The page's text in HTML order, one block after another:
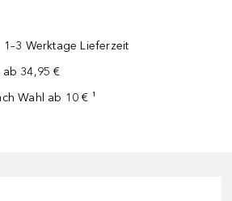
Werktage Lieferzeit
34,95 €
Wahl ab 10 € ¹